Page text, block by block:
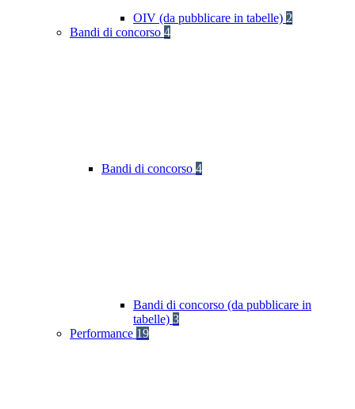
OIV (da pubblicare in tabelle) 2
Bandi di concorso 4
Bandi di concorso 4
Bandi di concorso (da pubblicare in
tabelle) 3
Performance 19